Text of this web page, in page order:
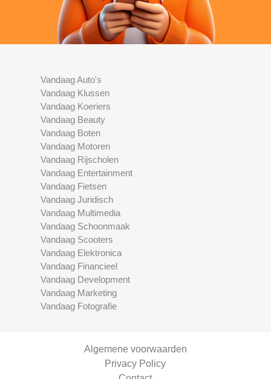
Vandaag Auto's
Vandaag Klussen
Vandaag Koeriers
Vandaag Beauty
Vandaag Boten
Vandaag Motoren
Vandaag Rijscholen
Vandaag Entertainment
Vandaag Fietsen
Vandaag Juridisch
Vandaag Multimedia
Vandaag Schoonmaak
Vandaag Scooters
Vandaag Elektronica
Vandaag Financieel
Vandaag Development
Vandaag Marketing
Vandaag Fotografie
Algemene voorwaarden
Privacy Policy